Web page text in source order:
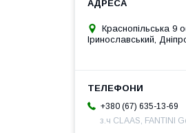
Краснопільська 9
Іринославський,
+380 (67) 635-13-69
з.ч CLAAS, FANTINI